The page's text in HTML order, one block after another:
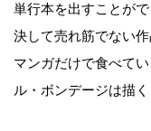
単行本を出すことがで
決して売れ筋でない
マンガだけで食べて
ル・ボンデージは描